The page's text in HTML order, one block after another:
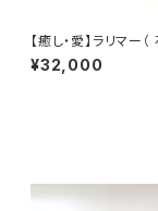
【癒し・愛】ラリマー
mm）内径16cm
¥32,000